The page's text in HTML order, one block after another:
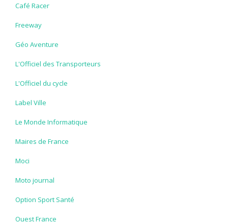
Café Racer
Freeway
Géo Aventure
L'Officiel des Transporteurs
L'Officiel du cycle
Label Ville
Le Monde Informatique
Maires de France
Moci
Moto journal
Option Sport Santé
Ouest France